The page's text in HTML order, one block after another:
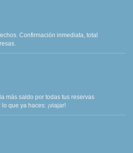
Confirmación inmediata, total
más saldo por todas tus reservas
que ya haces: ¡viajar!